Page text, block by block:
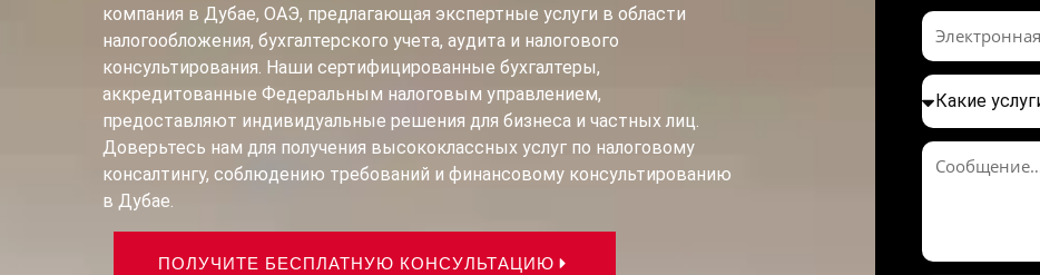
компания в Дубае, ОАЭ, предлагающая экспертные услуги в области
налогообложения, бухгалтерского учета, аудита и налогового
консультирования. Наши сертифицированные бухгалтеры,
аккредитованные Федеральным налоговым управлением,
предоставляют индивидуальные решения для бизнеса и частных лиц.
Доверьтесь нам для получения высококлассных услуг по налоговому
консалтингу, соблюдению требований и финансовому консультированию
в Дубае.
ПОЛУЧИТЕ БЕСПЛАТНУЮ КОНСУЛЬТАЦИЮ